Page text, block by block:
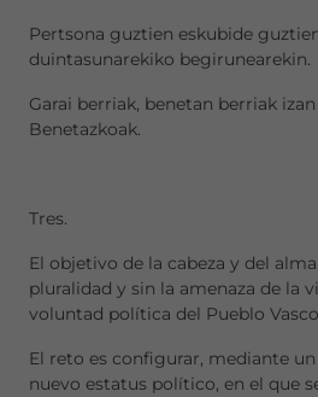
Pertsona guztien eskubide
duintasunarekiko begirunearekin.
Garai berriak, benetan berriak
Benetazkoak.
Tres.
El objetivo de la cabeza y del
pluralidad y sin la amenaza de la
voluntad política del Pueblo
El reto es configurar, mediante
nuevo estatus político, en el que